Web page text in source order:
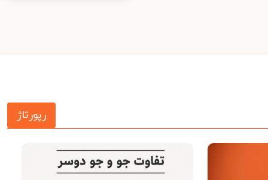
رپورتاژ